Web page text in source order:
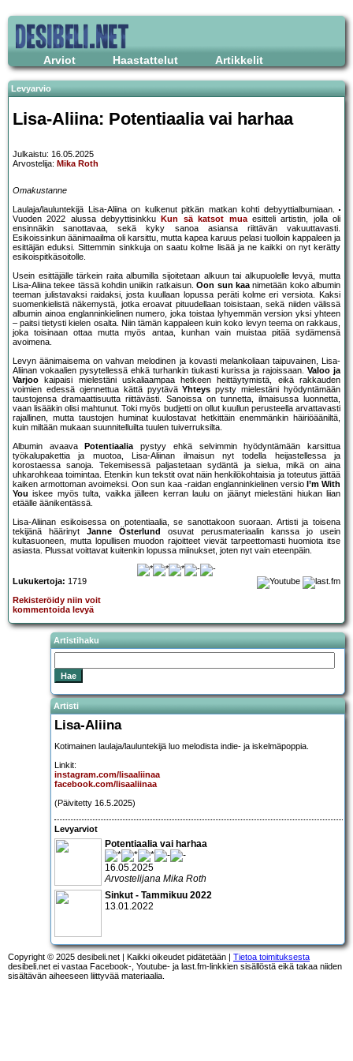
Arviot Haastattelut Artikkelit
Levyarvio
Lisa-Aliina: Potentiaalia vai harhaa
Julkaistu: 16.05.2025
Arvostelija: Mika Roth
Omakustanne
Laulaja/lauluntekijä Lisa-Aliina on kulkenut pitkän matkan kohti debyyttialbumiaan.
Vuoden 2022 alussa debyyttisinkku
Kun sä katsot muaesitteli artistin, jolla oli
ensinnäkin sanottavaa, sekä kyky sanoa asiansa riittävän vakuuttavasti.
Esikoissinkun äänimaailma oli karsittu, mutta kapea karuus pelasi tuolloin kappaleen ja
esittäjän eduksi. Sittemmin sinkkuja on saatu kolme lisää ja ne kaikki on nyt kerätty
esikoispitkäsoitolle.
Usein esittäjälle tärkein raita albumilla sijoitetaan alkuun tai alkupuolelle levyä, mutta
Lisa-Aliina tekee tässä kohdin uniikin ratkaisun.Oon sun kaanimetään koko albumin
teeman julistavaksi raidaksi, josta kuullaan lopussa peräti kolme eri versiota. Kaksi
suomenkielistä näkemystä, jotka eroavat pituudellaan toisistaan, sekä niiden välissä
albumin ainoa englanninkielinen numero, joka toistaa lyhyemmän version yksi yhteen
– paitsi tietysti kielen osalta. Niin tämän kappaleen kuin koko levyn teema on rakkaus,
joka toisinaan ottaa mutta myös antaa, kunhan vain muistaa pitää sydämensä
avoimena.
Levyn äänimaisema on vahvan melodinen ja kovasti melankoliaan taipuvainen, Lisa-
Aliinan vokaalien pysytellessä ehkä turhankin tiukasti kurissa ja rajoissaan. Valoo ja
Varjoo kaipaisi mielestäni uskaliaampaa hetkeen heittäytymistä, eikä rakkauden
voimien edessä ojennettua kättä pyytäväYhteys pysty mielestäni hyödyntämään
taustojensa dramaattisuutta riittävästi. Sanoissa on tunnetta, ilmaisussa luonnetta,
vaan lisääkin olisi mahtunut. Toki myös budjetti on ollut kuullun perusteella arvattavasti
rajallinen, mutta taustojen huminat kuulostavat hetkittäin enemmänkin häiriöääniltä,
kuin miltään mukaan suunnitelluilta tuulen tuiverruksilta.
Albumin avaava
Potentiaaliapystyy ehkä selvimmin hyödyntämään karsittua
työkalupakettia ja muotoa, Lisa-Aliinan ilmaisun nyt todella heijastellessa ja
korostaessa sanoja. Tekemisessä paljastetaan sydäntä ja sielua, mikä on aina
uhkarohkeaa toimintaa. Etenkin kun tekstit ovat näin henkilökohtaisia ja toteutus jättää
kaiken armottoman avoimeksi. Oon sun kaa -raidan englanninkielinen versio I’m With
You iskee myös tulta, vaikka jälleen kerran laulu on jäänyt mielestäni hiukan liian
etäälle äänikentässä.
Lisa-Aliinan esikoisessa on potentiaalia, se sanottakoon suoraan. Artisti ja toisena
tekijänä häärinyt Janne Österlund
osuvat perusmateriaalin kanssa jo usein
kultasuoneen, mutta lopullisen muodon rajoitteet vievät tarpeettomasti huomiota itse
asiasta. Plussat voittavat kuitenkin lopussa miinukset, joten nyt vain eteenpäin.
Lukukertoja: 1719
Rekisteröidy niin voit
kommentoida levyä
Artistihaku
Artisti
Lisa-Aliina
Kotimainen laulaja/lauluntekijä luo melodista indie- ja iskelmäpoppia.
Linkit:
instagram.com/lisaaliinaa
facebook.com/lisaaliinaa
(Päivitetty 16.5.2025)
Levyarviot
Potentiaalia vai harhaa
16.05.2025
Arvostelijana Mika Roth
Sinkut - Tammikuu 2022
13.01.2022
Copyright © 2025 desibeli.net | Kaikki oikeudet pidätetään | Tietoa toimituksesta
desibeli.net ei vastaa Facebook-, Youtube- ja last.fm-linkkien sisällöstä eikä takaa niiden
sisältävän aiheeseen liittyvää materiaalia.